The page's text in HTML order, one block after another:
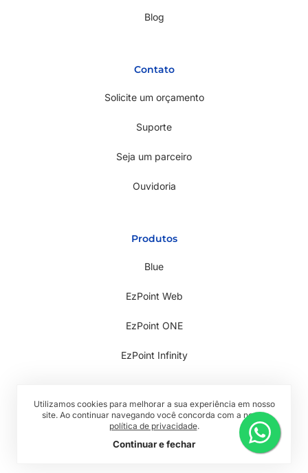
Blog
Contato
Solicite um orçamento
Suporte
Seja um parceiro
Ouvidoria
Produtos
Blue
EzPoint Web
EzPoint ONE
EzPoint Infinity
Todos os direitos reservados © 2026 RwTech
Política de Privacidade
Termos de Uso
Utilizamos cookies para melhorar a sua experiência em nosso
site. Ao continuar navegando você concorda com a nossa
política de privacidade.
Continuar e fechar